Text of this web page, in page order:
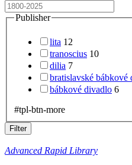
Publisher
lita 12
tranoscius 10
dilia 7
bratislavské bábkové
bábkové divadlo 6
#tpl-btn-more
Filter
Advanced Rapid Library